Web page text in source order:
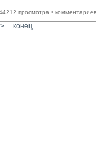
просмотра •
... конец